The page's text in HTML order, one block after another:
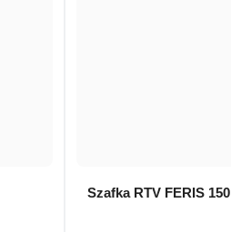
Szafka RTV FERIS 150